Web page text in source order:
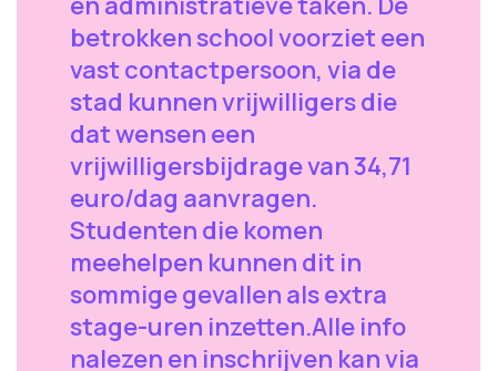
betrokken school voorziet een
vast contactpersoon, via de
stad kunnen vrijwilligers die
dat wensen een
vrijwilligersbijdrage van 34,71
euro/dag aanvragen.
Studenten die komen
meehelpen kunnen dit in
sommige gevallen als extra
stage-uren inzetten.Alle info
nalezen en inschrijven kan via